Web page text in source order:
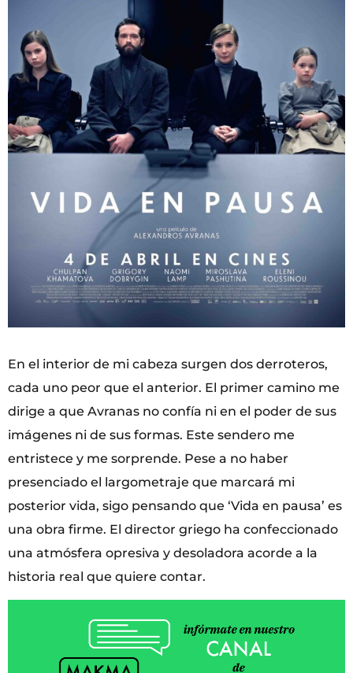
En el interior de mi cabeza surgen dos derroteros,
cada uno peor que el anterior. El primer camino me
dirige a que Avranas no confía ni en el poder de sus
imágenes ni de sus formas. Este sendero me
entristece y me sorprende. Pese a no haber
presenciado el largometraje que marcará mi
posterior vida, sigo pensando que ‘Vida en pausa’ es
una obra firme. El director griego ha confeccionado
una atmósfera opresiva y desoladora acorde a la
historia real que quiere contar.